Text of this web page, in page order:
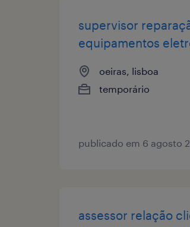
supervisor
equipamentos
oeiras, lisboa
temporário
publicado em 6 agosto
assessor relação